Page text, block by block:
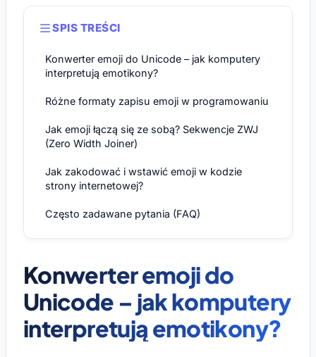
SPIS TREŚCI
Konwerter emoji do Unicode – jak komputery
interpretują emotikony?
Różne formaty zapisu emoji w programowaniu
Jak emoji łączą się ze sobą? Sekwencje ZWJ
(Zero Width Joiner)
Jak zakodować i wstawić emoji w kodzie
strony internetowej?
Często zadawane pytania (FAQ)
Konwerter emoji do
Unicode – jak komputery
interpretują emotikony?